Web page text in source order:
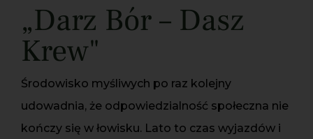
„Darz Bór – Dasz
Krew"
Środowisko myśliwych po raz kolejny
udowadnia, że odpowiedzialność społeczna nie
kończy się w łowisku. Lato to czas wyjazdów i